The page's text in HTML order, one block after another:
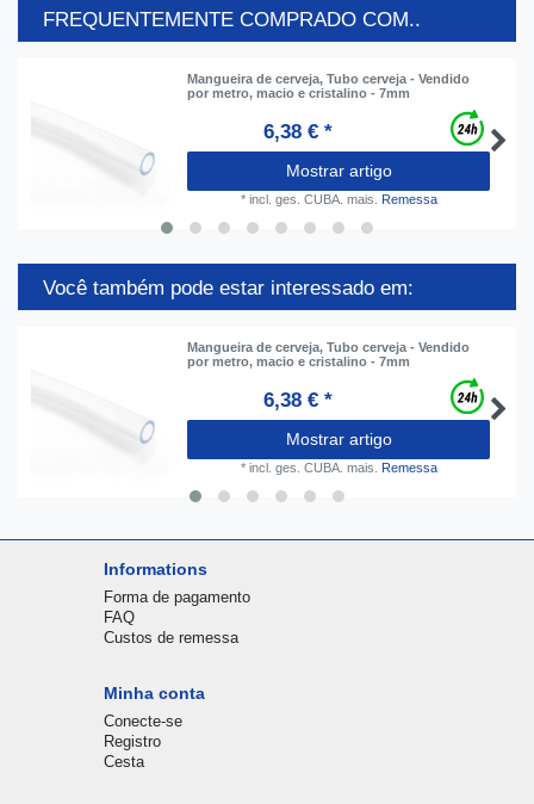
FREQUENTEMENTE COMPRADO COM..
Mangueira de cerveja, Tubo cerveja - Vendido
por metro, macio e cristalino - 7mm
6,38 € *
Mostrar artigo
* incl. ges. CUBA. mais. Remessa
Você também pode estar interessado em:
Mangueira de cerveja, Tubo cerveja - Vendido
por metro, macio e cristalino - 7mm
6,38 € *
Mostrar artigo
* incl. ges. CUBA. mais. Remessa
Informations
Forma de pagamento
FAQ
Custos de remessa
Minha conta
Conecte-se
Registro
Cesta